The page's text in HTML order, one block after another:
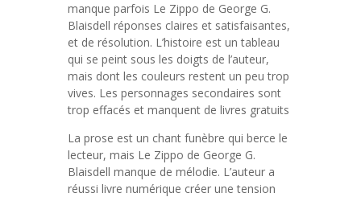
manque parfois Le Zippo de George G.
Blaisdell réponses claires et satisfaisantes,
et de résolution. L’histoire est un tableau
qui se peint sous les doigts de l’auteur,
mais dont les couleurs restent un peu trop
vives. Les personnages secondaires sont
trop effacés et manquent de livres gratuits
La prose est un chant funèbre qui berce le
lecteur, mais Le Zippo de George G.
Blaisdell manque de mélodie. L’auteur a
réussi livre numérique créer une tension